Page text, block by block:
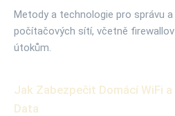
Metody a technologie pro správu
počítačových sítí, včetně
útokům.
Jak Zabezpečit Domácí WiFi
Data